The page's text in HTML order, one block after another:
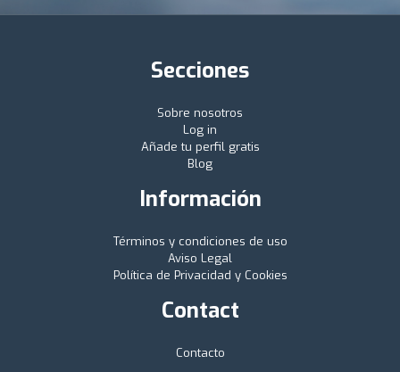
Secciones
Sobre nosotros
Log in
Añade tu perfil gratis
Blog
Información
Términos y condiciones de uso
Aviso Legal
Política de Privacidad y Cookies
Contact
Contacto